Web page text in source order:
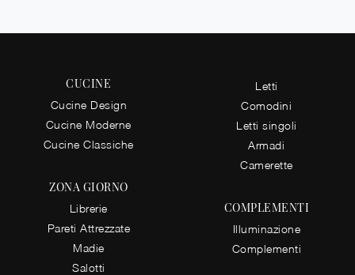
CUCINE
Cucine Design
Cucine Moderne
Cucine Classiche
ZONA GIORNO
Librerie
Pareti Attrezzate
Madie
Salotti
Letti
Comodini
Letti singoli
Armadi
Camerette
COMPLEMENTI
Illuminazione
Complementi